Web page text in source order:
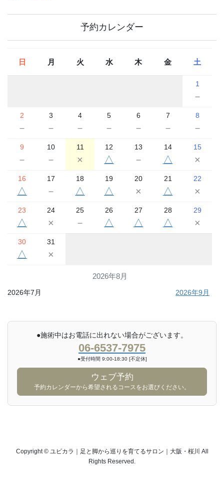
予約カレンダー
2026年8月
日 月 火 水 木 金 土
1
－
2
－
3
－
4
－
5
－
6
－
7
－
8
－
9
－
10
－
11
×
12
△
13
－
14
△
15
×
16
△
17
－
18
△
19
△
20
×
21
△
22
×
23
△
24
×
25
－
26
△
27
△
28
△
29
×
30
△
31
×
2026年7月 2026年9月
●施術中はお電話に出れない場合がございます。
06-6537-7975
●受付時間 9:00-18:30 [不定休]
ウェブ予約
予約カレンダーから希望されるコースをお選びください。
Copyright © ユビカラ｜足と脚から巡りを育てるサロン｜大阪・桜川 All
Rights Reserved.